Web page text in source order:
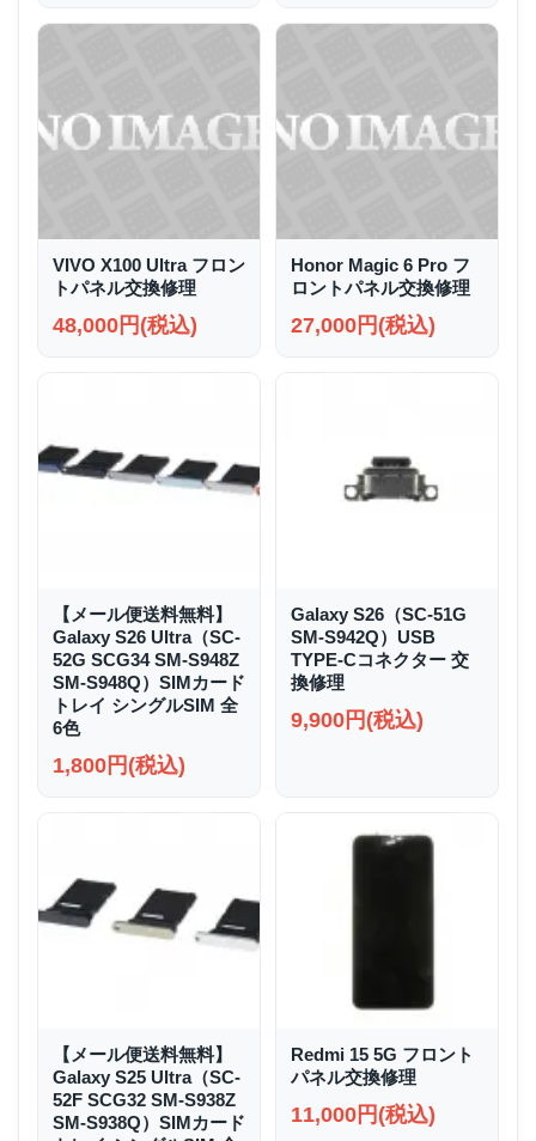
VIVO X100 Ultra フロン
トパネル交換修理
48,000円(税込)
Honor Magic 6 Pro フ
ロントパネル交換修理
27,000円(税込)
【メール便送料無料】
Galaxy S26 Ultra（SC-
52G SCG34 SM-S948Z
SM-S948Q）SIMカード
トレイ シングルSIM 全
6色
1,800円(税込)
Galaxy S26（SC-51G
SM-S942Q）USB
TYPE-Cコネクター 交
換修理
9,900円(税込)
【メール便送料無料】
Galaxy S25 Ultra（SC-
52F SCG32 SM-S938Z
SM-S938Q）SIMカード
Redmi 15 5G フロント
パネル交換修理
11,000円(税込)